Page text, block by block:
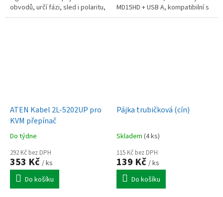
obvodů, určí fázi, sled i polaritu,
napájení 9 V.
MD15HD + USB A, kompatibilní s
řadou CS/CL zařízení.
ATEN Kabel 2L-5202UP pro
KVM přepínač
Do týdne
292 Kč bez DPH
353 Kč / ks
Do košíku
Pájka trubičková (cín)
Skladem (4 ks)
115 Kč bez DPH
139 Kč / ks
Do košíku